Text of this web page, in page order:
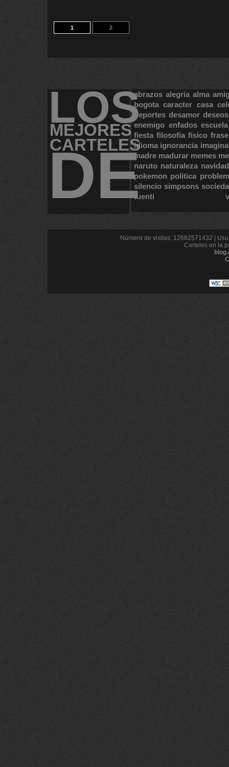
1 2
LOS
MEJORES
CARTELES
DE
abrazos alegria alma
bogota caracter casa
deportes desamor deseos
enemigo enfados escuela
fiesta filosofia fisico
idioma ignorancia
madre madurar memes
naruto naturaleza navidad
pokemon politica
silencio simpsons
tuenti
Número de visitas: 12682571432 |
Carteles en la